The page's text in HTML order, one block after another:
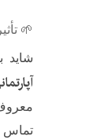
🌱
شاید
تماس